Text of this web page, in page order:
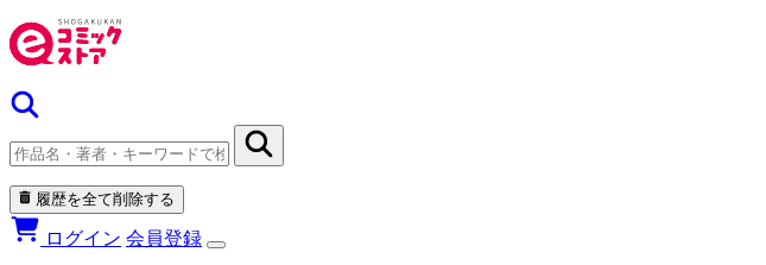
履歴を全て削除する
ログイン 会員登録